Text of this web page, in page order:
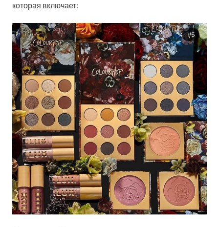
которая включает: